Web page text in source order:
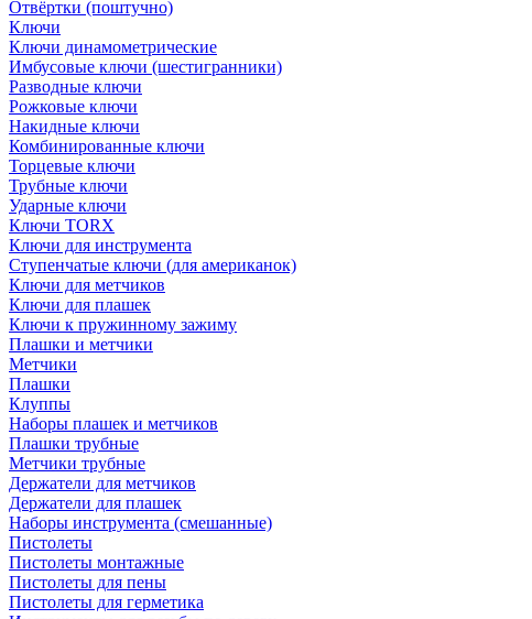
Отвёртки (поштучно)
Ключи
Ключи динамометрические
Имбусовые ключи (шестигранники)
Разводные ключи
Рожковые ключи
Накидные ключи
Комбинированные ключи
Торцевые ключи
Трубные ключи
Ударные ключи
Ключи TORX
Ключи для инструмента
Ступенчатые ключи (для американок)
Ключи для метчиков
Ключи для плашек
Ключи к пружинному зажиму
Плашки и метчики
Метчики
Плашки
Клуппы
Наборы плашек и метчиков
Плашки трубные
Метчики трубные
Держатели для метчиков
Держатели для плашек
Наборы инструмента (смешанные)
Пистолеты
Пистолеты монтажные
Пистолеты для пены
Пистолеты для герметика